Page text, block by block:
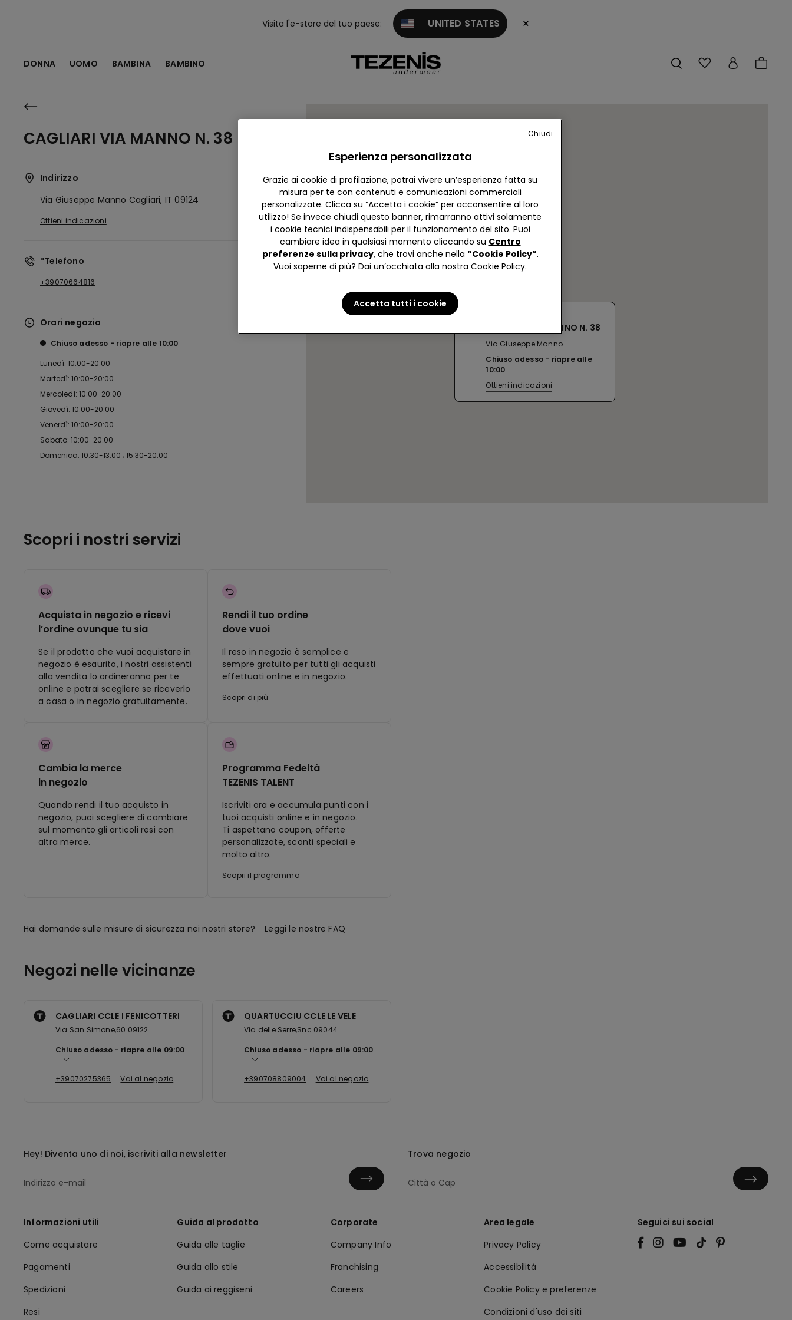
Visita l'e-store del tuo paese: UNITED STATES ×
DONNA UOMO BAMBINA BAMBINO
CAGLIARI VIA MANNO N. 38
Indirizzo
Via Giuseppe Manno Cagliari, IT09124
Ottieni indicazioni
*Telefono
+39070664816
Orari negozio
Chiuso adesso riapre alle 10:00
Lunedì: 10:00-20:00
Martedì: 10:00-20:00
Mercoledì: 10:00-20:00
Giovedì: 10:00-20:00
Venerdì: 10:00-20:00
Sabato: 10:00-20:00
Domenica: 10:30-13:00 ; 15:30-20:00
CAGLIARI VIA MANNO N. 38
Via Giuseppe Manno
Chiuso adesso
riapre alle
10:00
Ottieni indicazioni
Scopri i nostri servizi
Acquista in negozio e ricevi
l’ordine ovunque tu sia
Se il prodotto che vuoi acquistare in
negozio è esaurito, i nostri assistenti
alla vendita lo ordineranno per te
online e potrai scegliere se riceverlo
a casa o in negozio gratuitamente.
Rendi il tuo ordine
dove vuoi
Il reso in negozio è semplice e
sempre gratuito per tutti gli acquisti
effettuati online e in negozio.
Scopri di più
Cambia la merce
in negozio
Quando rendi il tuo acquisto in
negozio, puoi scegliere di cambiare
sul momento gli articoli resi con
altra merce.
Programma Fedeltà
TEZENIS TALENT
Iscriviti ora e accumula punti con i
tuoi acquisti online e in negozio.
Ti aspettano coupon, offerte
personalizzate, sconti speciali e
molto altro.
Scopri il programma
Hai domande sulle misure di sicurezza nei nostri store? Leggi le nostre FAQ
Negozi nelle vicinanze
CAGLIARI CCLE I FENICOTTERI
Via San Simone,60 09122
Chiuso adesso
riapre alle 09:00
+39070275365 Vai al negozio
QUARTUCCIU CCLE LE VELE
Via delle Serre,Snc 09044
Chiuso adesso
riapre alle 09:00
+390708809004 Vai al negozio
Hey! Diventa uno di noi, iscriviti alla newsletter Trova negozio
Informazioni utili
Come acquistare
Pagamenti
Spedizioni
Resi
Guida al prodotto
Guida alle taglie
Guida allo stile
Guida ai reggiseni
Corporate
Company Info
Franchising
Careers
Area legale
Privacy Policy
Accessibilità
Cookie Policy e preferenze
Condizioni d'uso dei siti
Seguici sui social
Esperienza personalizzata
Grazie ai cookie di profilazione, potrai vivere un’esperienza fatta su
misura per te con contenuti e comunicazioni commerciali
personalizzate. Clicca su “Accetta i cookie” per acconsentire al loro
utilizzo! Se invece chiudi questo banner, rimarranno attivi solamente
i cookie tecnici indispensabili per il funzionamento del sito. Puoi
cambiare idea in qualsiasi momento cliccando su Centro
preferenze sulla privacy, che trovi anche nella “Cookie Policy”.
Vuoi saperne di più? Dai un’occhiata alla nostra Cookie Policy.
Accetta tutti i cookie
Chiudi